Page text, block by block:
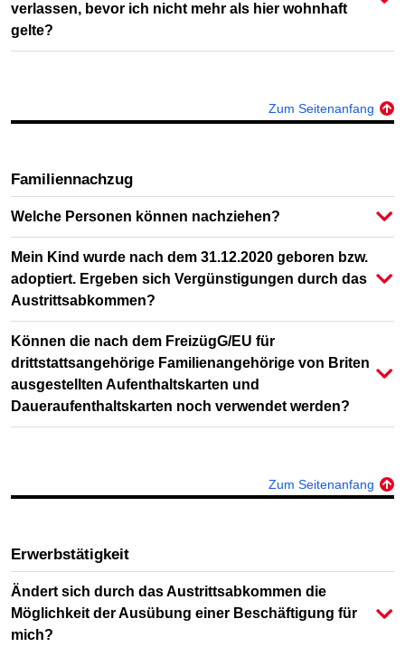
verlassen, bevor ich nicht mehr als hier wohnhaft
gelte?
Zum Seitenanfang
Familiennachzug
Welche Personen können nachziehen?
Mein Kind wurde nach dem 31.12.2020 geboren bzw.
adoptiert. Ergeben sich Vergünstigungen durch das
Austrittsabkommen?
Können die nach dem FreizügG/EU für
drittstattsangehörige Familienangehörige von Briten
ausgestellten Aufenthaltskarten und
Daueraufenthaltskarten noch verwendet werden?
Zum Seitenanfang
Erwerbstätigkeit
Ändert sich durch das Austrittsabkommen die
Möglichkeit der Ausübung einer Beschäftigung für
mich?